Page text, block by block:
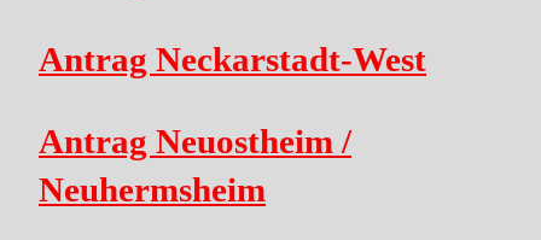
Antrag Neckarstadt-West
Antrag Neuostheim /
Neuhermsheim